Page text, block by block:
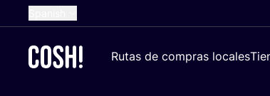
Dutch
Rutas de compras locales